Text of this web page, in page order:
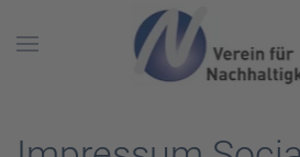
Skip to main content